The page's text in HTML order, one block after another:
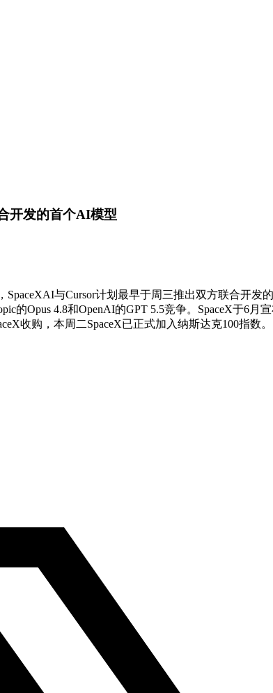
开发的首个AI模型
SpaceXAI与Cursor计划最早于周三推出双方联合开
的Opus 4.8和OpenAI的GPT 5.5竞争。SpaceX于6月
收购，本周二SpaceX已正式加入纳斯达克100指数。